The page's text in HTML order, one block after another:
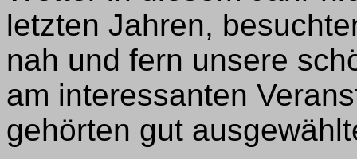
letzten Jahren,
nah und fern unsere
am interessanten
gehörten gut